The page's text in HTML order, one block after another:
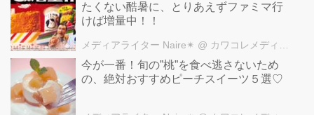
たくない酷暑に、とりあえずファミマ行
けば増量中！！
メディアライター Naire✴︎ @ カワコレメディア編集部
今が一番！旬の”桃”を食べ逃さないため
の、絶対おすすめピーチスイーツ５選♡